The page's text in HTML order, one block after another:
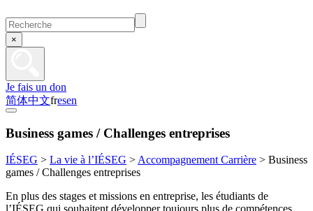
×
Je fais un don
简体中文fresen
Business games / Challenges entreprises
IÉSEG > La vie à l’IÉSEG >Accompagnement Carrière > Business
games / Challenges entreprises
En plus des stages et missions en entreprise, les étudiants de